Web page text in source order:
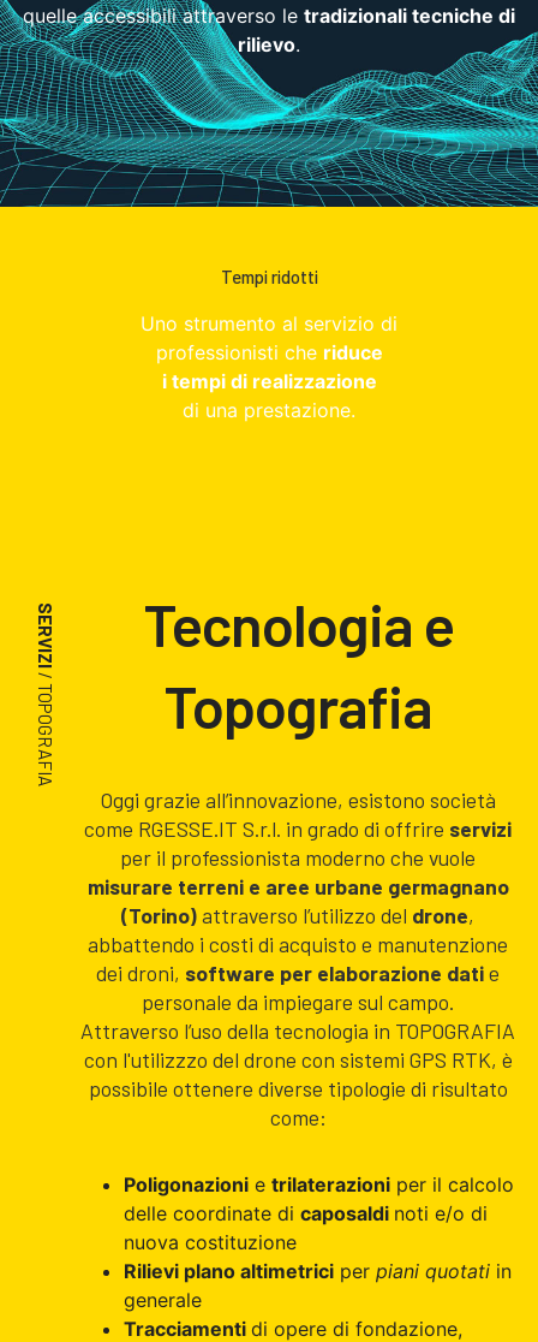
quelle accessibili attraverso le tradizionali tecniche di
rilievo.
Tempi ridotti
Uno strumento al servizio di
professionisti che riduce
i tempi di realizzazione
di una prestazione.
SERVIZI
/ TOPOGRAFIA
Tecnologia e
Topografia
Oggi grazie all’innovazione, esistono società
come RGESSE.IT S.r.l. in grado di offrire servizi
per il professionista moderno che vuole
misurare terreni e aree urbane germagnano
(Torino)attraverso l’utilizzo del drone,
abbattendo i costi di acquisto e manutenzione
dei droni, software per elaborazione datie
personale da impiegare sul campo.
Attraverso l’uso della tecnologia in TOPOGRAFIA
con l'utilizzzo del drone con sistemi GPS RTK, è
possibile ottenere diverse tipologie di risultato
come:
Poligonazioni e trilaterazioni per il calcolo
delle coordinate di caposaldi noti e/o di
nuova costituzione
Rilievi plano altimetrici per piani quotati in
generale
Tracciamenti di opere di fondazione,